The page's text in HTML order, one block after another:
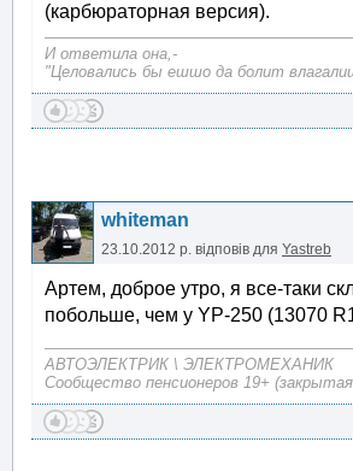
(карбюраторная версия).
И ответила она,-
"Целовались бы ешшо да болит
whiteman
23.10.2012 р. відповів для Yastreb
Артем, доброе утро, я все-таки
побольше, чем у YP-250 (13070
АВТОЭЛЕКТРИК \ ЭЛЕКТРОМЕХАНИК
Сообщество пенсионеров 19+